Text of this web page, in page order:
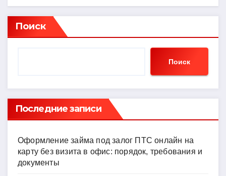
n
o
kl
ni
ki
at
s
A
er
e
a
р
в
ть
Поиск
Поиск
Последние записи
Оформление займа под залог ПТС онлайн на
карту без визита в офис: порядок, требования и
документы